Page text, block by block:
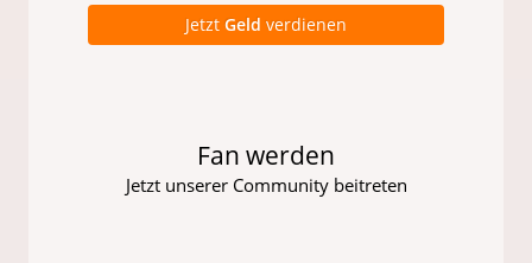
Jetzt Geld verdienen
Fan werden
Jetzt unserer Community beitreten